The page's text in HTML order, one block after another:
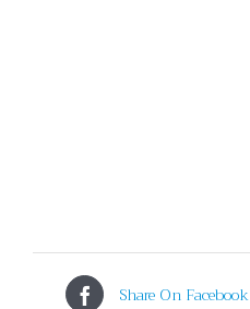
Share On Facebook